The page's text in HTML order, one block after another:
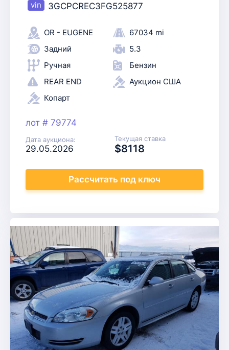
3GCPCREC3FG525877
OR - EUGENE
67034 mi
Задний
5.3
Ручная
Бензин
REAR END
Аукцион США
Копарт
лот # 79774
Дата аукциона:
29.05.2026
Текущая ставка
$8118
Рассчитать под ключ